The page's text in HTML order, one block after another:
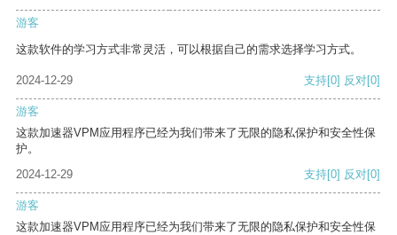
游客
这款软件的学习方式非常灵活，可以根据自己的需求选择学习方式。
2024-12-29 支持[0] 反对[0]
游客
这款加速器VPM应用程序已经为我们带来了无限的隐私保护和安全性保
护。
2024-12-29
支持[0] 反对[0]
游客
这款加速器VPM应用程序已经为我们带来了无限的隐私保护和安全性保